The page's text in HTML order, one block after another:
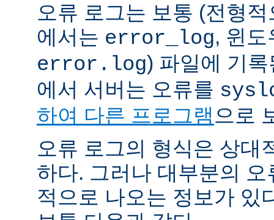
오류 로그는 보통 (전형
에서는 error_log, 윈
error.log) 파일에 기
에서 서버는 오류를
하여 다른 프로그램으로
오류 로그의 형식은 상대
하다. 그러나 대부분의
적으로 나오는 정보가 있